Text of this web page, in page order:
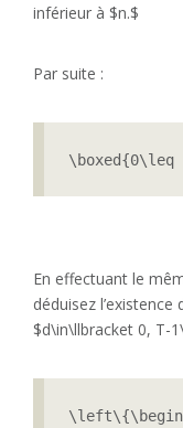
inférieur à $n.$
Par suite :
En effectuant le
déduisez l’existence
$d\in\llbracket 0, T-